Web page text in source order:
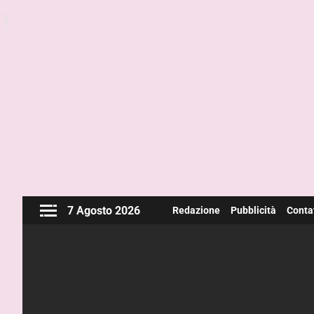
7 Agosto 2026 Redazione Pubblicità